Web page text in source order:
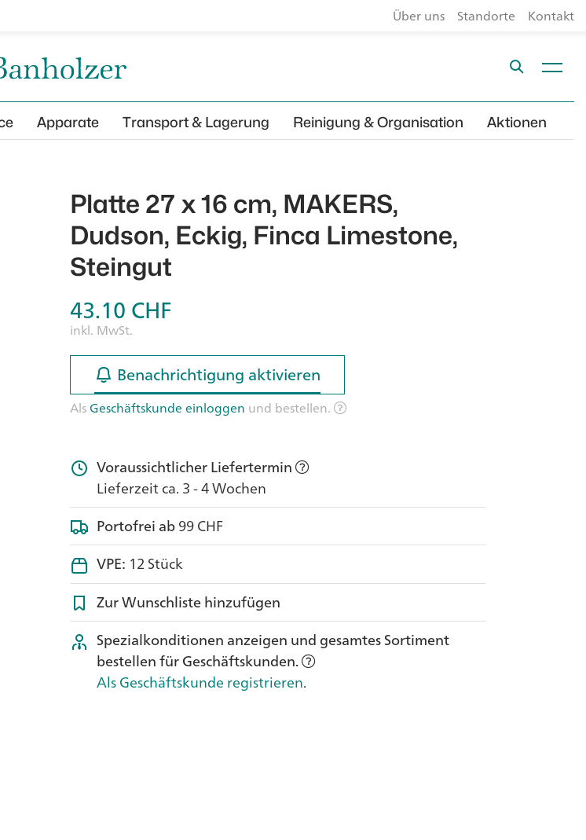
Über uns Standorte Kontakt
Apparate Transport & Lagerung Reinigung & Organisation Aktionen
Platte 27 x 16 cm, MAKERS,
Dudson, Eckig, Finca Limestone,
Steingut
43.10CHF
inkl. MwSt.
Benachrichtigung aktivieren
Benachrichtigung aktivieren
AlsGeschäftskunde einloggen und bestellen.
Voraussichtlicher Liefertermin
Lieferzeit ca. 3 - 4 Wochen
Portofrei ab99 CHF
VPE: 12 Stück
Zur Wunschliste hinzufügen
Spezialkonditionen anzeigen und gesamtes Sortiment
bestellen für Geschäftskunden.
Als Geschäftskunde registrieren.